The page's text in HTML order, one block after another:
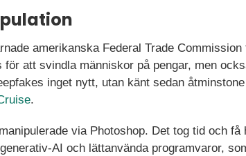
amerikanska Federal Trade
för att svindla människor på pengar, men
inget nytt, utan känt sedan
.
via Photoshop. Det tog tid och
AI och lättanvända programvaror,